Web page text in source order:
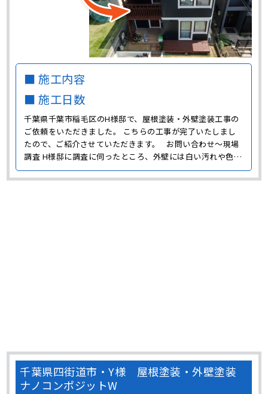
■ 施工内容
■ 施工日数
千葉県千葉市稲毛区のH様邸で、屋根塗装・外壁塗装工事の
ご依頼をいただきました。 こちらの工事が完了いたしまし
たので、ご紹介させていただきます。 お問い合わせ～現場
調査 H様邸に調査に伺ったところ、外壁には白い汚れや色褪
せが発生していました。 また、屋根はコケや汚れの付着に
よって防水性が低下している状態でした。 屋根の劣化は放
千葉県四街道市・Y様 屋根塗装・外壁塗装
ナノコンポジットW